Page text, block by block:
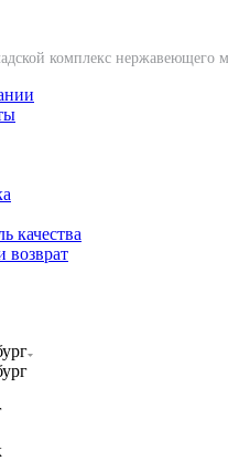
комплекс нержавеющего
качества
возврат